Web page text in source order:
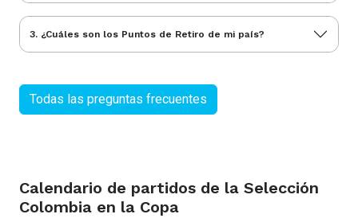
3. ¿Cuáles son los Puntos de Retiro de mi país?
Todas las preguntas frecuentes
Calendario de partidos de la Selección
Colombia en la Copa